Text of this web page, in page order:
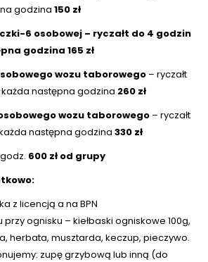
godzina 150 zł
6 osobowej – ryczałt do 4 godzin
godzina 165 zł
wozu taborowego – ryczałt
każda następna godzina 260 zł
wozu taborowego – ryczałt
następna godzina 330 zł
600 zł od grupy
z licencją a na BPN
ognisku – kiełbaski ogniskowe 100g,
herbata, musztarda, keczup, pieczywo.
zupę grzybową lub inną (do